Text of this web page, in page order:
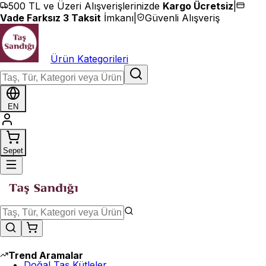
İçeriğe geç
500 TL ve Üzeri Alışverişlerinizde Kargo Ücretsiz
Vade Farksız 3 Taksit İmkanı Güvenli Alışveriş
Ürün Kategorileri
EN
Sepet
Trend Aramalar